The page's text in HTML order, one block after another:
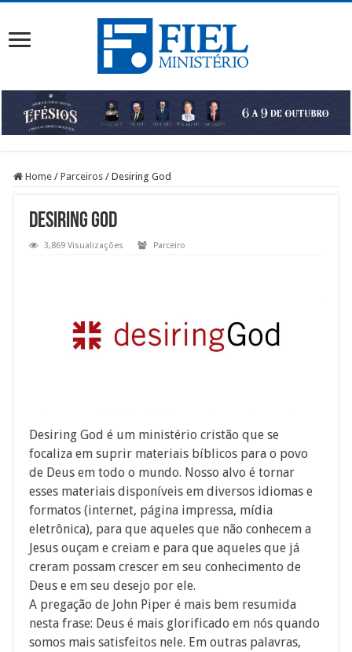
Home / Parceiros / Desiring God
Desiring God
3,869 Visualizações Parceiro
Desiring God é um ministério cristão que se
focaliza em suprir materiais bíblicos para o povo
de Deus em todo o mundo. Nosso alvo é tornar
esses materiais disponíveis em diversos idiomas e
formatos (internet, página impressa, mídia
eletrônica), para que aqueles que não conhecem a
Jesus ouçam e creiam e para que aqueles que já
creram possam crescer em seu conhecimento de
Deus e em seu desejo por ele.
A pregação de John Piper é mais bem resumida
nesta frase: Deus é mais glorificado em nós quando
somos mais satisfeitos nele. Em outras palavras,